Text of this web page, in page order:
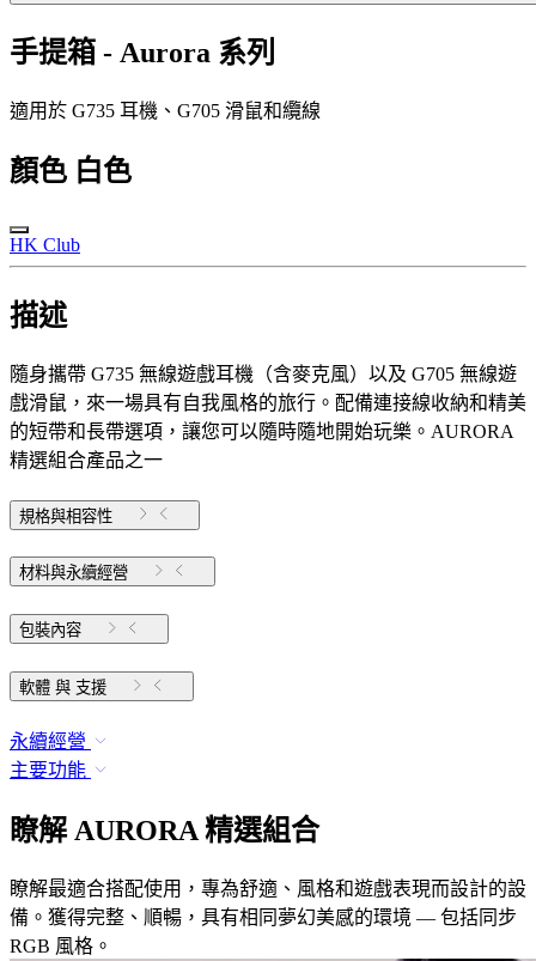
手提箱 - Aurora 系列
適用於 G735 耳機、G705 滑鼠和纜線
顏色 白色
HK Club
描述
隨身攜帶 G735 無線遊戲耳機（含麥克風）以及 G705 無線遊
戲滑鼠，來一場具有自我風格的旅行。配備連接線收納和精美
的短帶和長帶選項，讓您可以隨時隨地開始玩樂。AURORA
精選組合產品之一
規格與相容性
材料與永續經營
包裝內容
軟體 與 支援
永續經營
主要功能
瞭解 AURORA 精選組合
瞭解最適合搭配使用，專為舒適、風格和遊戲表現而設計的設
備。獲得完整、順暢，具有相同夢幻美感的環境 — 包括同步
RGB 風格。